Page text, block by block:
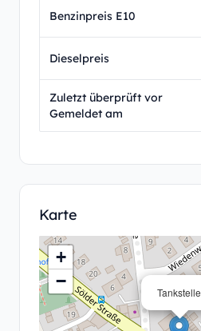
Benzinpreis E10
Dieselpreis
Zuletzt überprüft vor
Gemeldet am
Karte
Tankstelle
+
−